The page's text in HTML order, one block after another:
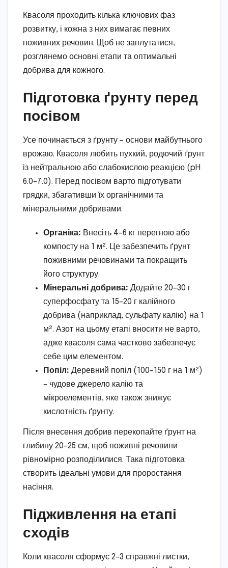
Квасоля проходить кілька ключових фаз
розвитку, і кожна з них вимагає певних
поживних речовин. Щоб не заплутатися,
розглянемо основні етапи та оптимальні
добрива для кожного.
Підготовка ґрунту перед
посівом
Усе починається з ґрунту – основи майбутнього
врожаю. Квасоля любить пухкий, родючий ґрунт
із нейтральною або слабокислою реакцією (pH
6.0–7.0). Перед посівом варто підготувати
грядки, збагативши їх органічними та
мінеральними добривами.
Органіка: Внесіть 4–6 кг перегною або
компосту на 1 м². Це забезпечить ґрунт
поживними речовинами та покращить
його структуру.
Мінеральні добрива: Додайте 20–30 г
суперфосфату та 15–20 г калійного
добрива (наприклад, сульфату калію) на 1
м². Азот на цьому етапі вносити не варто,
адже квасоля сама частково забезпечує
себе цим елементом.
Попіл: Деревний попіл (100–150 г на 1 м²)
– чудове джерело калію та
мікроелементів, яке також знижує
кислотність ґрунту.
Після внесення добрив перекопайте ґрунт на
глибину 20–25 см, щоб поживні речовини
рівномірно розподілилися. Така підготовка
створить ідеальні умови для проростання
насіння.
Підживлення на етапі
сходів
Коли квасоля сформує 2–3 справжні листки,